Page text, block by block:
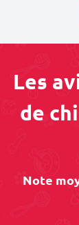
Les
de
Note